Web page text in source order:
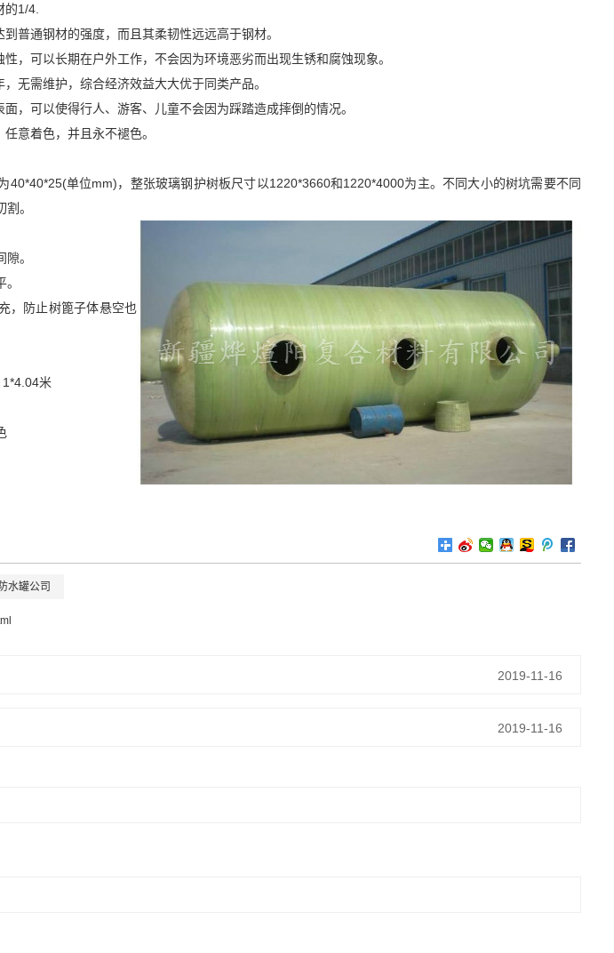
的1/4.
普通钢材的强度，而且其柔韧性远远高于钢材。
，可以长期在户外工作，不会因为环境恶劣而出现生锈和腐蚀现象。
无需维护，综合经济效益大大优于同类产品。
，可以使得行人、游客、儿童不会因为踩踏造成摔倒的情况。
意着色，并且永不褪色。
40*40*25(单位mm)，整张玻璃钢护树板尺寸以1220*3660和1220*4000为主。不同大小的树坑需要不同
。
。
，防止树篦子体悬空也
米
水罐公司
2019-11-16
2019-11-16